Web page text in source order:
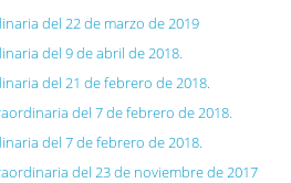
del 22 de marzo de 2019
del 9 de abril de 2018.
del 21 de febrero de 2018.
del 7 de febrero de 2018.
del 7 de febrero de 2018.
del 23 de noviembre de 2017